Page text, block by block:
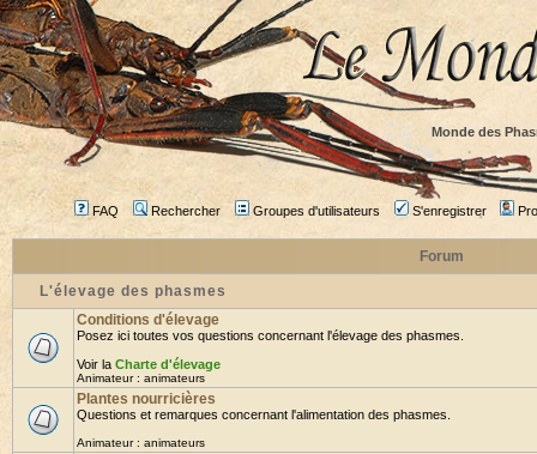
Monde des
FAQ Rechercher Groupes d'utilisateurs S'enregistrer
Forum
L'élevage des phasmes
Conditions d'élevage
Posez ici toutes vos questions concernant l'élevage des phasmes.
Voir la Charte d'élevage
Animateur : animateurs
Plantes nourricières
Questions et remarques concernant l'alimentation des phasmes.
Animateur : animateurs